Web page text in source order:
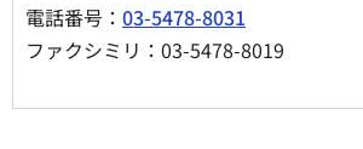
電話番号： 03-5478-8031
ファクシミリ：03-5478-8019